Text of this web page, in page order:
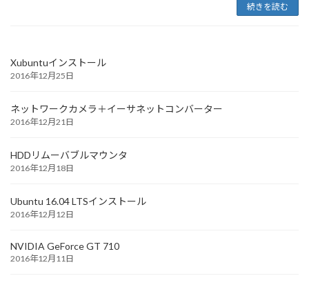
続きを読む
Xubuntuインストール
2016年12月25日
ネットワークカメラ＋イーサネットコンバーター
2016年12月21日
HDDリムーバブルマウンタ
2016年12月18日
Ubuntu 16.04 LTSインストール
2016年12月12日
NVIDIA GeForce GT 710
2016年12月11日